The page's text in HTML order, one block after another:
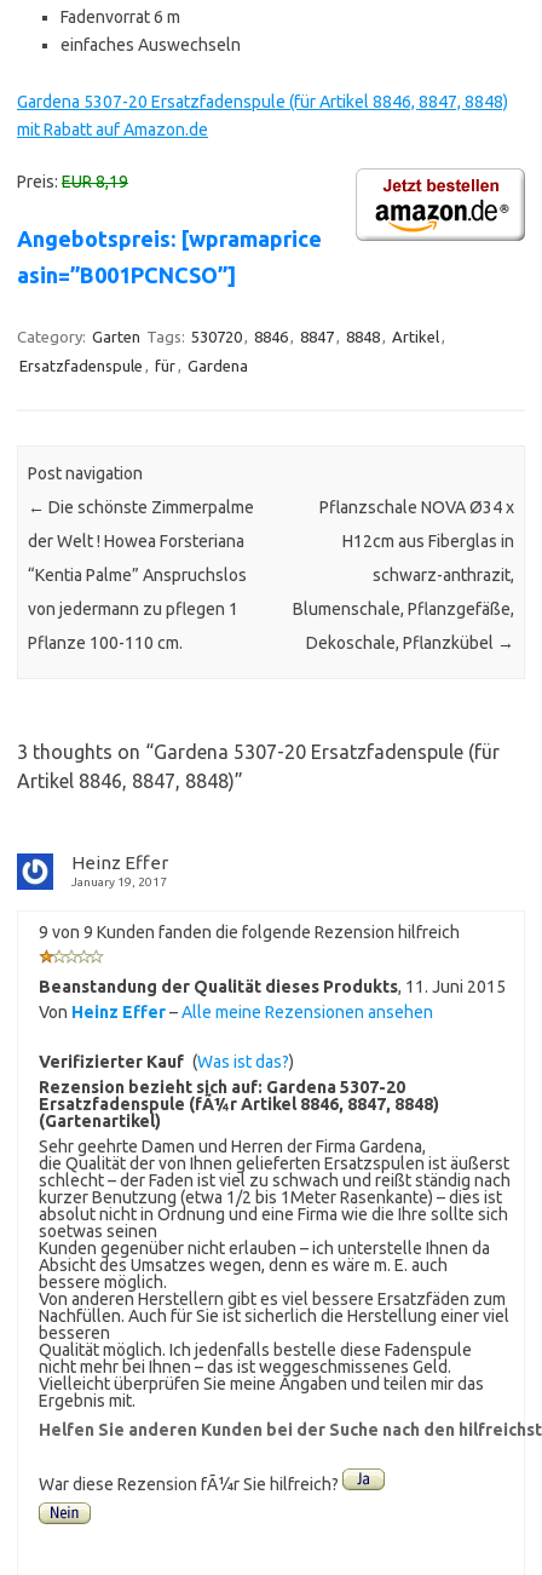
Fadenvorrat 6 m
einfaches Auswechseln
Gardena 5307-20 Ersatzfadenspule (für Artikel 8846, 8847, 8848)
mit Rabatt auf Amazon.de
Preis: EUR 8,19
Angebotspreis: [wpramaprice
asin=”B001PCNCSO”]
Category: Garten Tags: 530720 8846 8847 8848 Artikel
Ersatzfadenspule
für Gardena
Post navigation
← Die schönste Zimmerpalme
der Welt ! Howea Forsteriana
“Kentia Palme” Anspruchslos
von jedermann zu pflegen 1
Pflanze 100-110 cm.
Pflanzschale NOVA Ø34 x
H12cm aus Fiberglas in
schwarz-anthrazit,
Blumenschale, Pflanzgefäße,
Dekoschale, Pflanzkübel →
3 thoughts on “Gardena 5307-20 Ersatzfadenspule (für
Artikel 8846, 8847, 8848)”
Heinz Effer
January 19, 2017
9 von 9 Kunden fanden die folgende Rezension hilfreich
Beanstandung der Qualität dieses Produkts, 11. Juni 2015
Von Heinz Effer–Alle meine Rezensionen ansehen
Verifizierter Kauf (Was ist das?)
Rezension bezieht sich auf: Gardena 5307-20
Ersatzfadenspule (fÃ¼r Artikel 8846, 8847, 8848)
(Gartenartikel)
Sehr geehrte Damen und Herren der Firma Gardena,
die Qualität der von Ihnen gelieferten Ersatzspulen ist äußerst
schlecht – der Faden ist viel zu schwach und reißt ständig nach
kurzer Benutzung (etwa 1/2 bis 1Meter Rasenkante) – dies ist
absolut nicht in Ordnung und eine Firma wie die Ihre sollte sich
soetwas seinen
Kunden gegenüber nicht erlauben – ich unterstelle Ihnen da
Absicht des Umsatzes wegen, denn es wäre m. E. auch
bessere möglich.
Von anderen Herstellern gibt es viel bessere Ersatzfäden zum
Nachfüllen. Auch für Sie ist sicherlich die Herstellung einer viel
besseren
Qualität möglich. Ich jedenfalls bestelle diese Fadenspule
nicht mehr bei Ihnen – das ist weggeschmissenes Geld.
Vielleicht überprüfen Sie meine Angaben und teilen mir das
Ergebnis mit.
Helfen Sie anderen Kunden bei der Suche nach den
War diese Rezension fÃ¼r Sie hilfreich?